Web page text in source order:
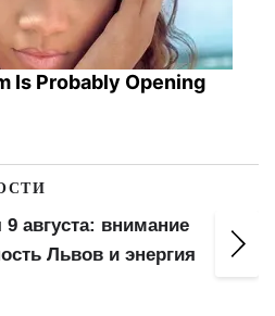
Is Probably Opening
9 августа: внимание
Львов и энергия